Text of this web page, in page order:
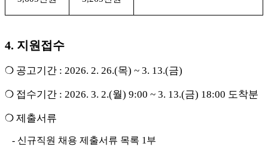
4. 지원접수
❍ 공고기간 : 2026. 2. 26.(목) ~ 3. 13.(금)
❍ 접수기간 : 2026. 3. 2.(월) 9:00 ~ 3. 13.(금) 18:00 도착분
❍ 제출서류
- 신규직원 채용 제출서류 목록 1 부